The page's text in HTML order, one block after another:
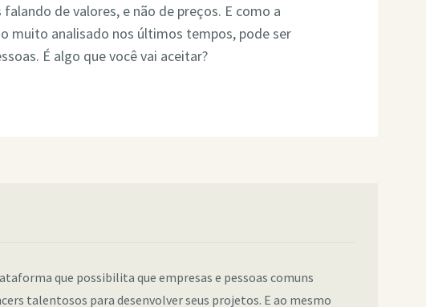
de valores, e não de preços. E como a
muito analisado nos últimos tempos, pode ser
É algo que você vai aceitar?
que possibilita que empresas e pessoas comuns
talentosos para desenvolver seus projetos. E ao mesmo